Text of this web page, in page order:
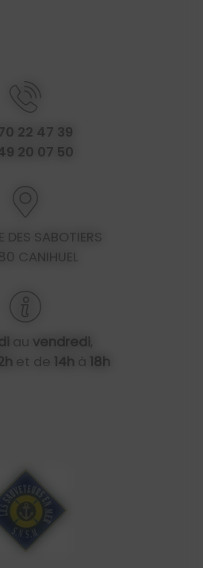
22 47 39
20 07 50
DES SABOTIERS
CANIHUEL
au vendredi,
et de 14h à 18h